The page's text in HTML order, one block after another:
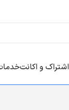
اشتراک و اکانت